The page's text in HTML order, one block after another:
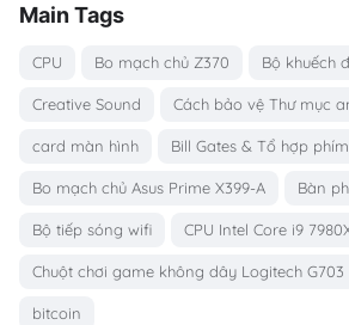
Main Tags
CPU Bo mạch chủ Z370 Bộ khuếch
Creative Sound Cách bảo vệ Thư mục
card màn hình Bill Gates & Tổ hợp
Bo mạch chủ Asus Prime X399-A Bàn
Bộ tiếp sóng wifi CPU Intel Core i9
Chuột chơi game không dây Logitech G703
bitcoin